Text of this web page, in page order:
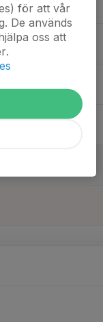
för att vår
De används
oss att